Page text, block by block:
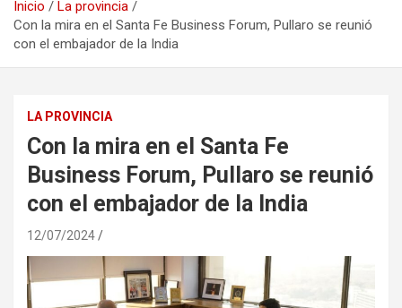
Inicio
La provincia
Con la mira en el Santa Fe Business Forum, Pullaro se reunió
con el embajador de la India
LA PROVINCIA
Con la mira en el Santa Fe
Business Forum, Pullaro se reunió
con el embajador de la India
12/07/2024